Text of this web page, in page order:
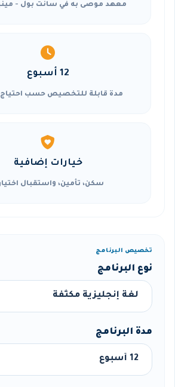
معهد موصى به في سانت بول -
12 أسبوع
مدة قابلة للتخصيص حسب احتياج
خيارات إضافية
سكن، تأمين، واستقبال
تخصيص البرنامج
نوع البرنامج
مدة البرنامج